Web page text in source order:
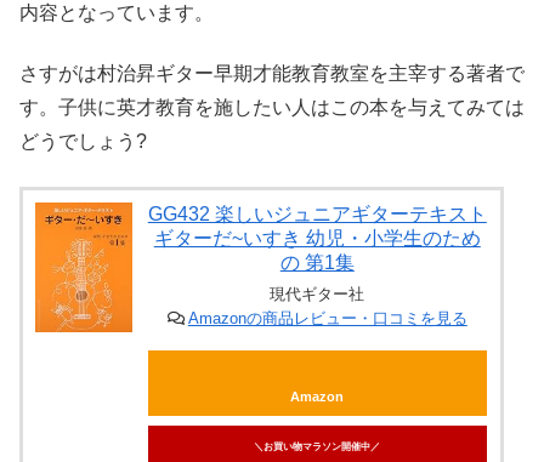
内容となっています。
さすがは村治昇ギター早期才能教育教室を主宰する著者で
す。子供に英才教育を施したい人はこの本を与えてみては
どうでしょう?
GG432 楽しいジュニアギターテキスト
ギターだ~いすき 幼児・小学生のため
の 第1集
現代ギター社
Amazonの商品レビュー・口コミを見る
Amazon
＼お買い物マラソン開催中／